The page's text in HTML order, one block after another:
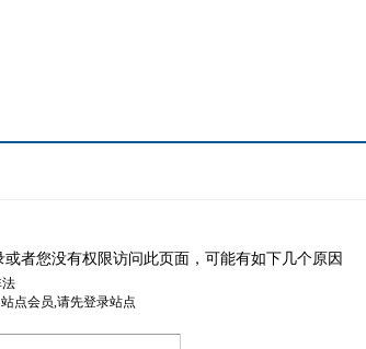
或者您没有权限访问此页面，可能有如下几个原因
点会员,请先登录站点